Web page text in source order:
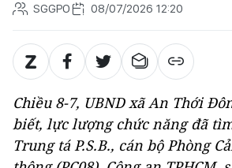
SGGPO 08/07/2026 12:20
Chiều 8-7, UBND xã An Thới
biết, lực lượng chức năng đã
Trung tá P.S.B., cán bộ Phòng